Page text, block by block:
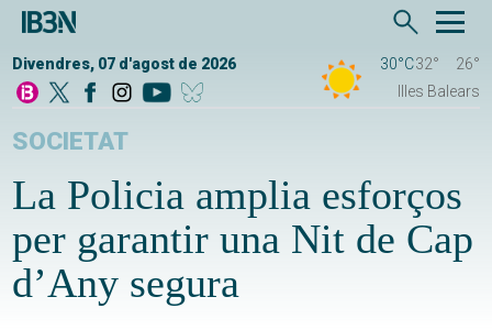
Divendres, 07 d'agost de 2026 30°C32°
26°
Illes Balears
SOCIETAT
La Policia amplia esforços
per garantir una Nit de Cap
d’Any segura